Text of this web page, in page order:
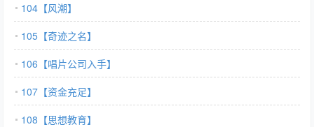
104【风潮】
105【奇迹之名】
106【唱片公司入手】
107【资金充足】
108【思想教育】